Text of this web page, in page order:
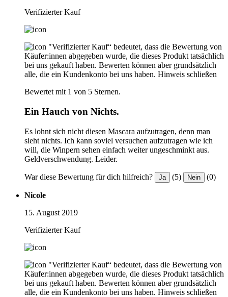
Verifizierter Kauf
"Verifizierter Kauf“ bedeutet, dass die Bewertung von
Käufer:innen abgegeben wurde, die dieses Produkt tatsächlich
bei uns gekauft haben. Bewerten können aber grundsätzlich
alle, die ein Kundenkonto bei uns haben. Hinweis schließen
Bewertet mit 1 von 5 Sternen.
Ein Hauch von Nichts.
Es lohnt sich nicht diesen Mascara aufzutragen, denn man
sieht nichts. Ich kann soviel versuchen aufzutragen wie ich
will, die Winpern sehen einfach weiter ungeschminkt aus.
Geldverschwendung. Leider.
War diese Bewertung für dich hilfreich? Ja (5) Nein (0)
Nicole
15. August 2019
Verifizierter Kauf
"Verifizierter Kauf“ bedeutet, dass die Bewertung von
Käufer:innen abgegeben wurde, die dieses Produkt tatsächlich
bei uns gekauft haben. Bewerten können aber grundsätzlich
alle, die ein Kundenkonto bei uns haben. Hinweis schließen